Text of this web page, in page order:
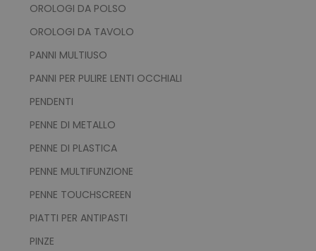
OROLOGI DA POLSO
OROLOGI DA TAVOLO
PANNI MULTIUSO
PANNI PER PULIRE LENTI OCCHIALI
PENDENTI
PENNE DI METALLO
PENNE DI PLASTICA
PENNE MULTIFUNZIONE
PENNE TOUCHSCREEN
PIATTI PER ANTIPASTI
PINZE